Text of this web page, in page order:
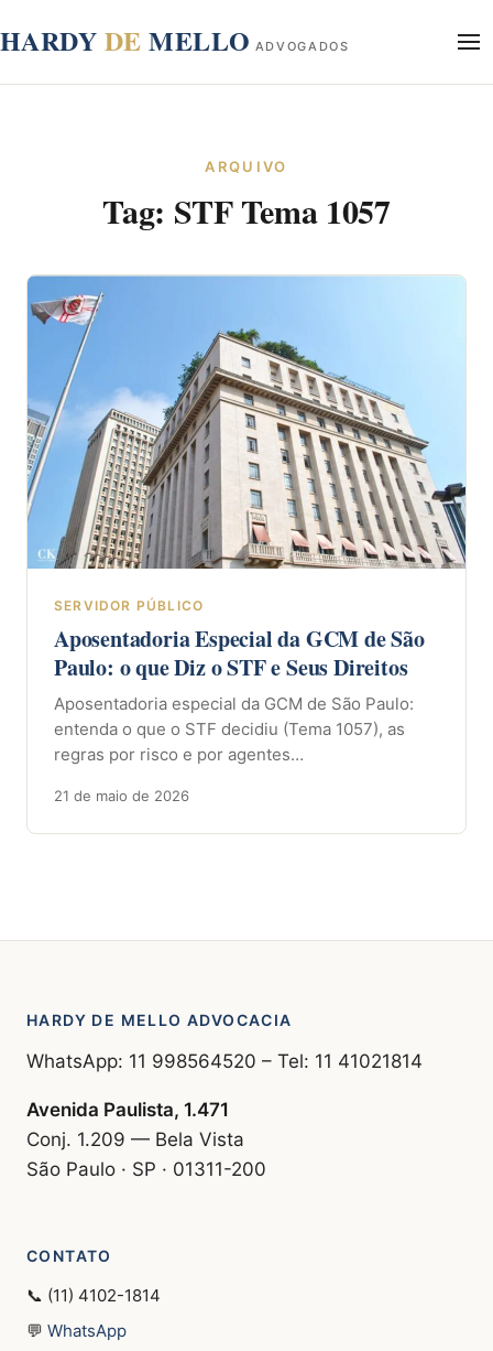
HARDY DE MELLO ADVOGADOS
ARQUIVO
Tag: STF Tema 1057
SERVIDOR PÚBLICO
Aposentadoria Especial da GCM de São
Paulo: o que Diz o STF e Seus Direitos
Aposentadoria especial da GCM de São Paulo:
entenda o que o STF decidiu (Tema 1057), as
regras por risco e por agentes…
21 de maio de 2026
HARDY DE MELLO ADVOCACIA
WhatsApp: 11 998564520 – Tel: 11 41021814
Avenida Paulista, 1.471
Conj. 1.209 — Bela Vista
São Paulo · SP · 01311-200
CONTATO
📞 (11) 4102-1814
💬 WhatsApp